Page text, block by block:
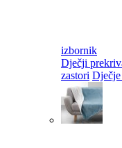
izbornik
Dječji
zastori